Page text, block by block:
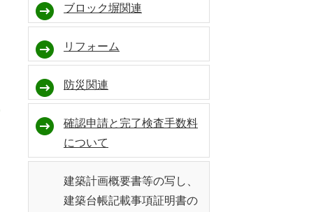
ブロック塀関連
リフォーム
防災関連
確認申請と完了検査手数料
について
建築計画概要書等の写し、
建築台帳記載事項証明書の